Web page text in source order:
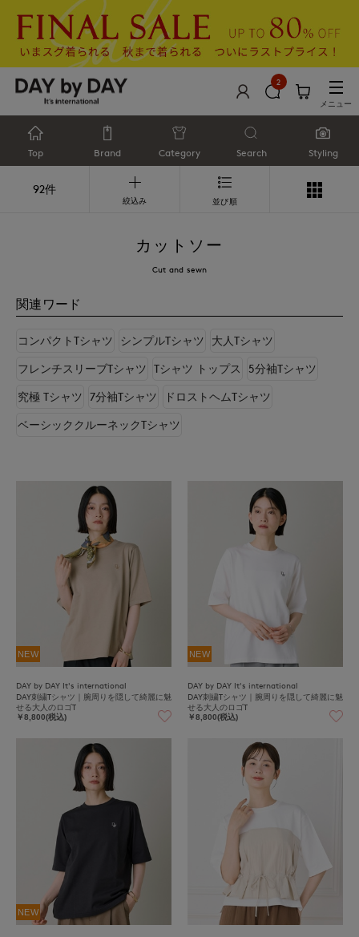
2
メニュー
Top Brand Category Search Styling
92件
絞込み 並び順
カットソー
Cut and sewn
関連ワード
コンパクトTシャツ シンプルTシャツ 大人Tシャツ
フレンチスリーブTシャツ Tシャツ トップス 5分袖Tシャツ
究極 Tシャツ 7分袖Tシャツ ドロストヘムTシャツ
ベーシッククルーネックTシャツ
NEW
DAY by DAY It's international
DAY刺繍Tシャツ｜腕周りを隠して綺麗に魅
せる大人のロゴT
￥8,800(税込)
NEW
DAY by DAY It's international
DAY刺繍Tシャツ｜腕周りを隠して綺麗に魅
せる大人のロゴT
￥8,800(税込)
NEW